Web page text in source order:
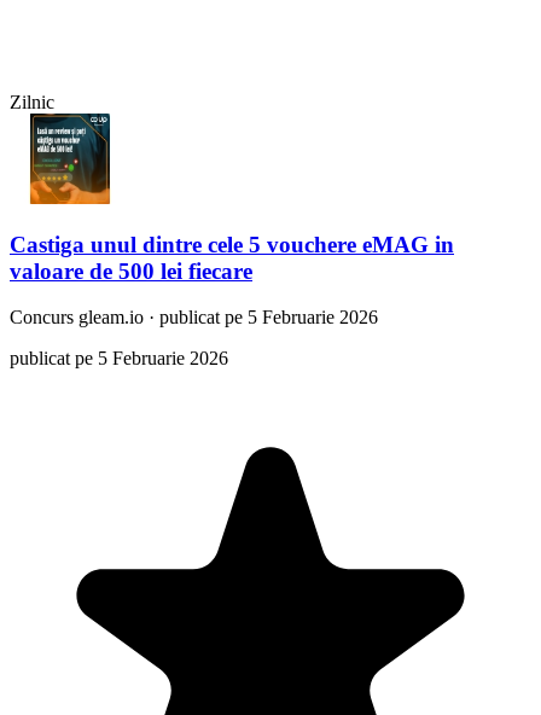
Zilnic
Castiga unul dintre cele 5 vouchere eMAG in
valoare de 500 lei fiecare
Concurs gleam.io · publicat pe 5 Februarie 2026
publicat pe 5 Februarie 2026